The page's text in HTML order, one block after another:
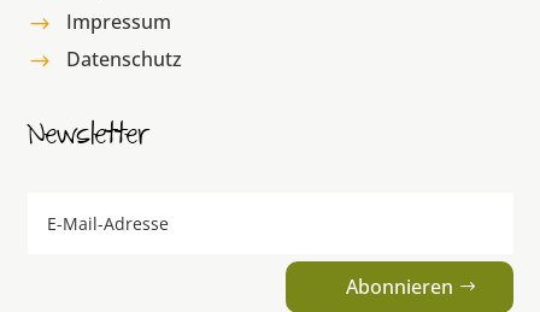
$ Impressum
$ Datenschutz
Newsletter
Abonnieren